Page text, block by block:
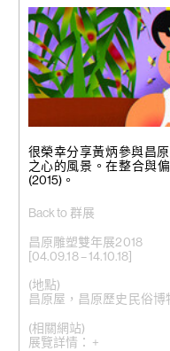
Back to 群展
昌原雕塑雙年展2018
[04.09.18 – 14.10.18]
(地點)
昌原屋，昌原歷史民俗博
(相關網站)
展覽詳情： +
很榮幸分享黃炳參與昌
之心的風景。在整合與
(2015)。
單頻道動畫
4分23秒